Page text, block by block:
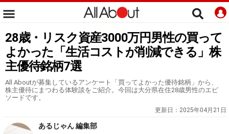
28歳・リスク資産3000万円男性の買って
よかった「生活コストが削減できる」株
主優待銘柄7選
All Aboutが募集しているアンケート「買ってよかった優待銘柄」から、
株主優待にまつわる体験談をご紹介。今回は大分県在住28歳男性のエピ
ソードです。
更新日： 2025年04月21日
あるじゃん 編集部